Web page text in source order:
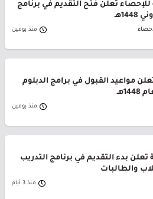
للإحصاء تعلن فتح التقديم في برنامج
منذ يومين
مواعيد القبول في برامج الدبلوم
منذ يومين
تعلن بدء التقديم في برنامج التدريب
والطالبات
منذ 3 أيام